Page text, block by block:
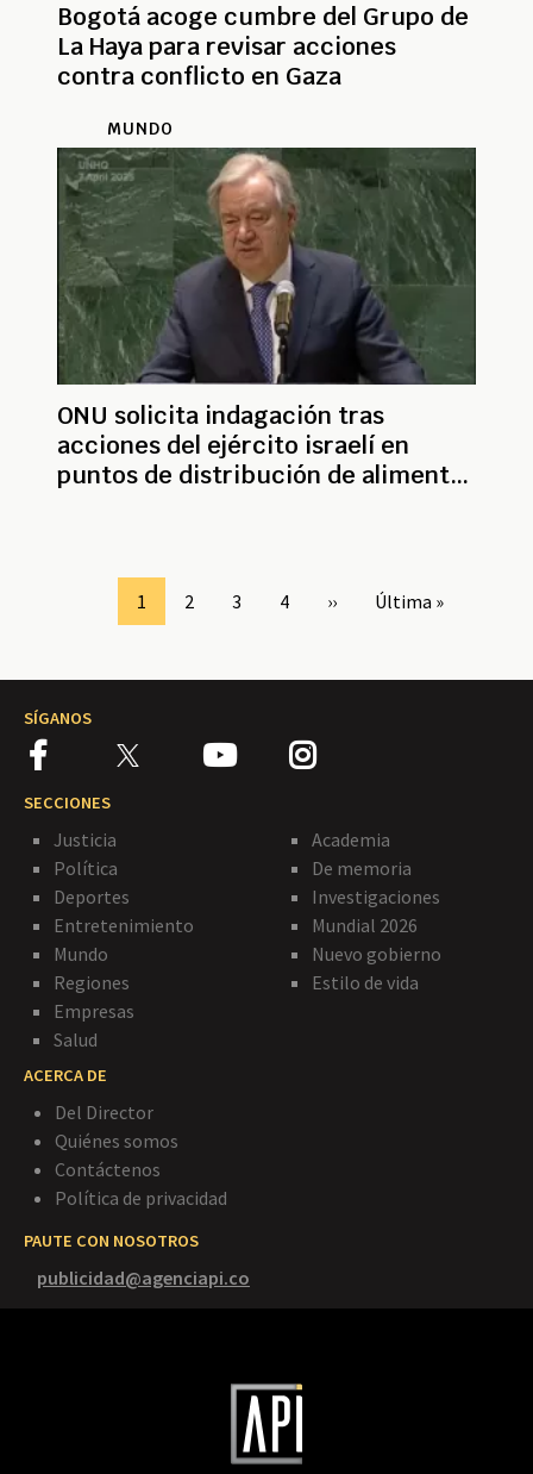
Bogotá acoge cumbre del Grupo de
La Haya para revisar acciones
contra conflicto en Gaza
MUNDO
ONU solicita indagación tras
acciones del ejército israelí en
puntos de distribución de alimentos
Page
1 Page
2 Page
3 Page
4
Siguiente
››
Última
Última »
SÍGANOS
SECCIONES
Justicia
Política
Deportes
Entretenimiento
Mundo
Regiones
Empresas
Salud
Academia
De memoria
Investigaciones
Mundial 2026
Nuevo gobierno
Estilo de vida
ACERCA DE
Del Director
Quiénes somos
Contáctenos
Política de privacidad
PAUTE CON NOSOTROS
publicidad@agenciapi.co